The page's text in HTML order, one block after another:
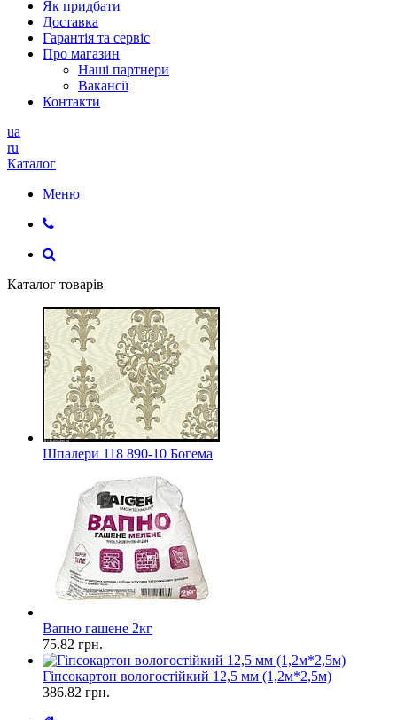
Як придбати
Доставка
Гарантія та сервіс
Про магазин
Наші партнери
Вакансії
Контакти
ua
ru
Каталог
Меню
Каталог товарів
Шпалери 118 890-10 Богема
Вапно гашене 2кг
75.82 грн.
Гіпсокартон вологостійкий 12,5 мм (1,2м*2,5м)
386.82 грн.